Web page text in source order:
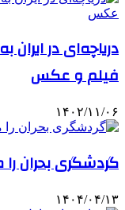
دریاچه‌ای در
فیلم و عکس
۱۴۰۲/۱۱/۰۶
گردشگری بحران
۱۴۰۴/۰۴/۱۳